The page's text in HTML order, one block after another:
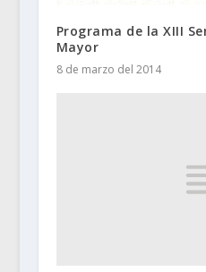
Programa de la XIII
Mayor
8 de marzo del 2014